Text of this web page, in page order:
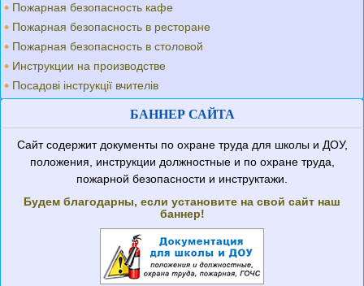
Пожарная безопасность кафе
Пожарная безопасность в ресторане
Пожарная безопасность в столовой
Инструкции на производстве
Посадові інструкції вчителів
БАННЕР САЙТА
Сайт содержит документы по охране труда для школы и ДОУ,
положения, инструкции должностные и по охране труда,
пожарной безопасности и инструктажи.
Будем благодарны, если установите на свой сайт наш
баннер!